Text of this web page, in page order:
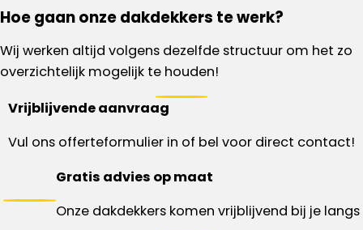
Hoe gaan onze dakdekkers te werk?
Wij werken altijd volgens dezelfde structuur om het zo
overzichtelijk mogelijk te houden!
Vrijblijvende aanvraag
Vul ons offerteformulier in of bel voor direct contact!
Gratis advies op maat
Onze dakdekkers komen vrijblijvend bij je langs